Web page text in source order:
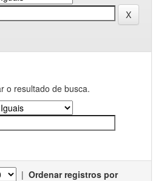
o resultado de busca.
| Ordenar registros por